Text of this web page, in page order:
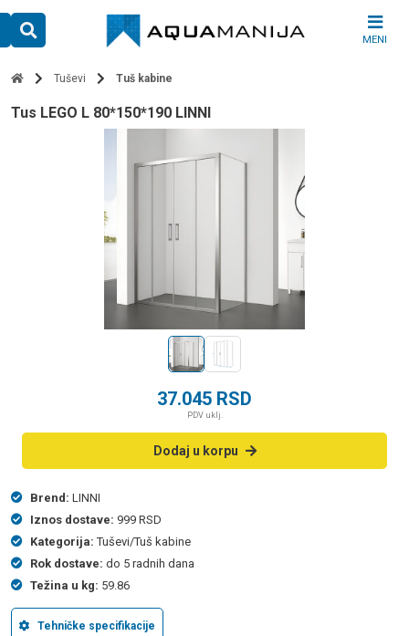
content
MENI
Tuševi Tuš kabine
tus LEGO L 80*150*190 LINNI
37.045 RSD
PDV uklj.
Dodaj u korpu
Brend: LINNI
Iznos dostave: 999 RSD
Kategorija: Tuševi/Tuš kabine
Rok dostave: do 5 radnih dana
Težina u kg: 59.86
Tehničke specifikacije